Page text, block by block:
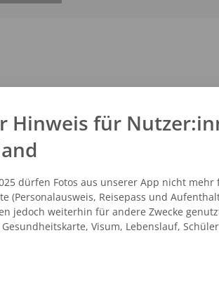
Orten wie Bahnhöfen oder Flughäfen
Vorgaben. Wählen Sie aus einem
innerhalb weniger Minuten Ihre eigenen
Kaufland
Hinweis für
dürfen Fotos aus unserer App nicht mehr
(Personalausweis, Reisepass und
jedoch weiterhin für andere Zwecke
Visum, Lebenslauf,